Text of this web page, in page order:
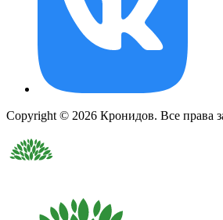
Copyright © 2026 Кронидов. Все права